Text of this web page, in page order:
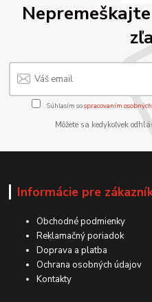
Súhlasím sospracovaním
Môžete sa kedykoľvek
Informácie pre
Obchodné podmienky
Reklamačný poriadok
Doprava a platba
Ochrana osobných údajov
Kontakty